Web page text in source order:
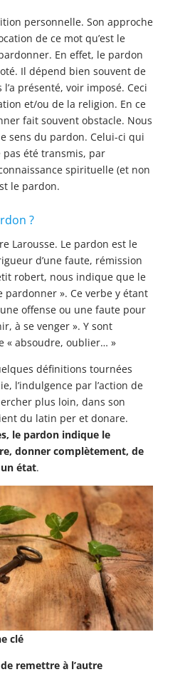
personnelle. Son approche
de ce mot qu’est le
En effet, le pardon
Il dépend bien souvent de
présenté, voir imposé. Ceci
et/ou de la religion. En ce
fait souvent obstacle. Nous
sens du pardon. Celui-ci qui
pas été transmis, par
spirituelle (et non
le pardon.
?
Larousse. Le pardon est le
d’une faute, rémission
robert, nous indique que le
pardonner ». Ce verbe y étant
offense ou une faute pour
à se venger ». Y sont
« absoudre, oublier… »
définitions tournées
l’indulgence par l’action de
plus loin, dans son
du latin per et donare.
le pardon indique le
donner complètement, de
état.
clé
remettre à l’autre